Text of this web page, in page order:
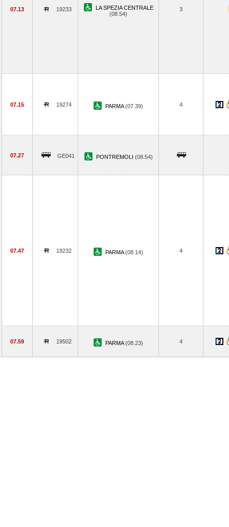
07.13 19233
LA SPEZIA CENTRALE
(08.54)
3
07.15 19274 PARMA(07.39) 4
07.27 GE041 PONTREMOLI (08.54)
07.47 19232 PARMA(08.14) 4
07.59 19502 PARMA(08.23) 4